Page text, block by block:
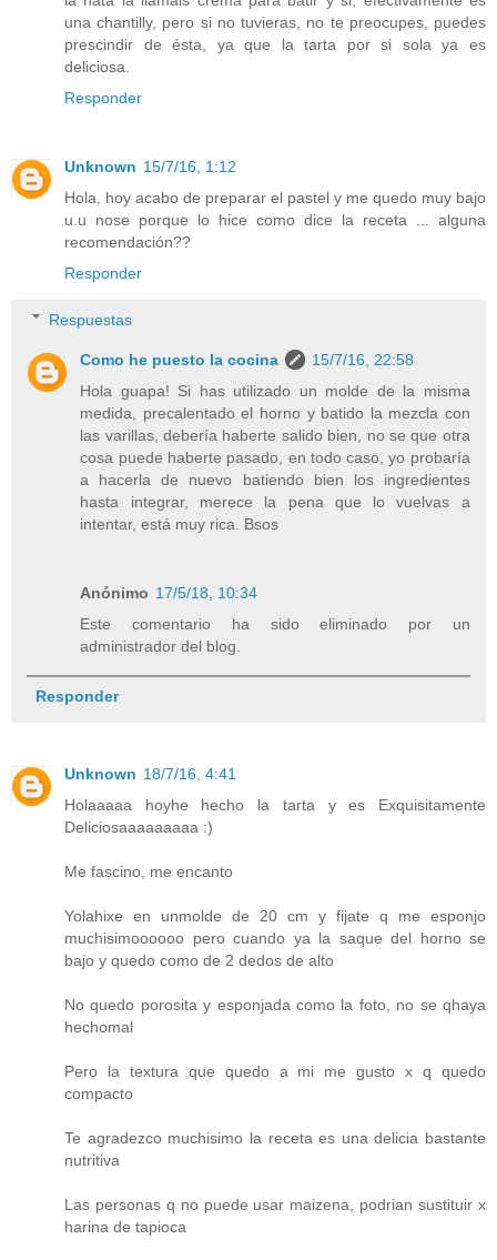
una chantilly, pero si no tuvieras, no te preocupes, puedes
prescindir de ésta, ya que la tarta por si sola ya es
deliciosa.
Responder
Unknown 15/7/16, 1:12
Hola, hoy acabo de preparar el pastel y me quedo muy bajo
u.u nose porque lo hice como dice la receta ... alguna
recomendación??
Responder
Respuestas
Como he puesto la cocina
15/7/16, 22:58
Hola guapa! Si has utilizado un molde de la misma
medida, precalentado el horno y batido la mezcla con
las varillas, debería haberte salido bien, no se que otra
cosa puede haberte pasado, en todo caso, yo probaría
a hacerla de nuevo batiendo bien los ingredientes
hasta integrar, merece la pena que lo vuelvas a
intentar, está muy rica. Bsos
Anónimo 17/5/18, 10:34
Este comentario ha sido eliminado por un
administrador del blog.
Responder
Unknown 18/7/16, 4:41
Holaaaaa hoyhe hecho la tarta y es Exquisitamente
Deliciosaaaaaaaaa :)
Me fascino, me encanto
Yolahixe en unmolde de 20 cm y fijate q me esponjo
muchisimoooooo pero cuando ya la saque del horno se
bajo y quedo como de 2 dedos de alto
No quedo porosita y esponjada como la foto, no se qhaya
hechomal
Pero la textura que quedo a mi me gusto x q quedo
compacto
Te agradezco muchisimo la receta es una delicia bastante
nutritiva
Las personas q no puede usar maizena, podrian sustituir x
harina de tapioca